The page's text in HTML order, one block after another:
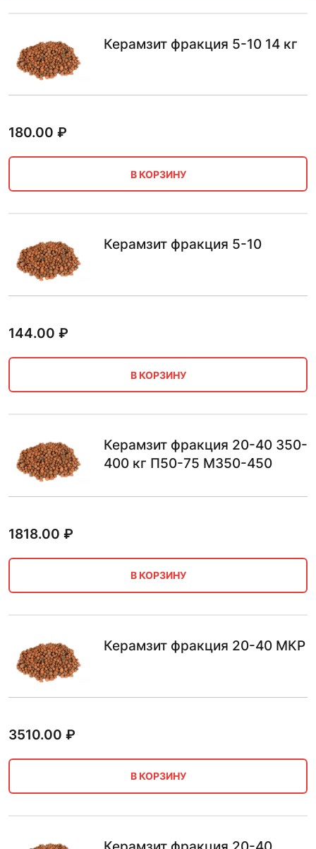
Керамзит фракция 5-10 14 кг
180.00 ₽
В КОРЗИНУ
Керамзит фракция 5-10
144.00 ₽
В КОРЗИНУ
Керамзит фракция 20-40 350-
400 кг П50-75 М350-450
1818.00 ₽
В КОРЗИНУ
Керамзит фракция 20-40 МКР
3510.00 ₽
В КОРЗИНУ